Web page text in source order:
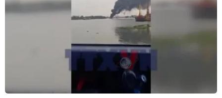
TIN CÙNG CHUYÊN MỤC
Buổi hòa nhạc kéo dài 639 năm vừa
mới hoàn thành 4% hành trình